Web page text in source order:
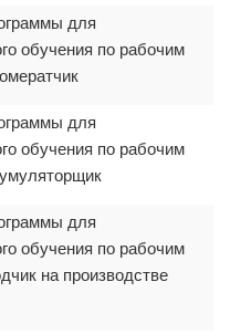
для
обучения по рабочим
для
обучения по рабочим
для
обучения по рабочим
на производстве